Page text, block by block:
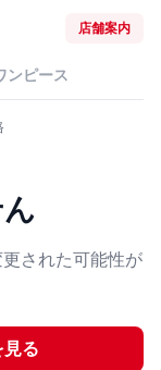
店舗案内
ンピース
された可能性が
る